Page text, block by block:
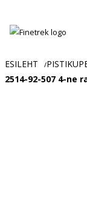
jaESILEHT /
2514-92-507 4-ne